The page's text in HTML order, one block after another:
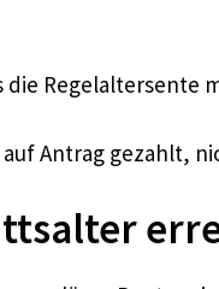
die
Antrag gezahlt,